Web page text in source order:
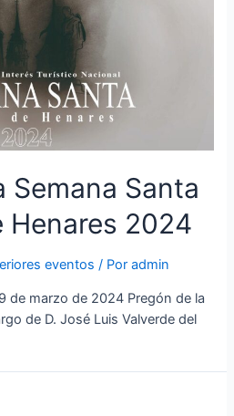
Semana Santa
Henares 2024
eventos / Poradmin
de marzo de 2024 Pregón de la
de D. José Luis Valverde del